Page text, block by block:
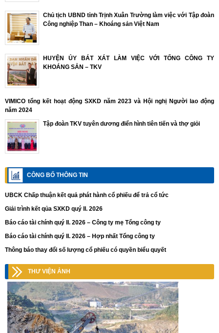
Chủ tịch UBND tỉnh Trịnh Xuân Trường làm việc với Tập đoàn
Công nghiệp Than – Khoáng sản Việt Nam
HUYỆN ỦY BÁT XÁT LÀM VIỆC VỚI TỔNG CÔNG TY
KHOÁNG SẢN – TKV
VIMICO tổng kết hoạt động SXKD năm 2023 và Hội nghị Người lao động
năm 2024
Tập đoàn TKV tuyên dương điển hình tiên tiến và thợ giỏi
CÔNG BỐ THÔNG TIN
UBCK Chấp thuận kết quả phát hành cổ phiếu để trả cổ tức
Giải trình kết qủa SXKD quý II. 2026
Báo cáo tài chính quý II. 2026 – Công ty mẹ Tổng công ty
Báo cáo tài chính quý II. 2026 – Hợp nhất Tổng công ty
Thông báo thay đổi số lượng cổ phiếu có quyền biểu quyết
THƯ VIỆN ẢNH